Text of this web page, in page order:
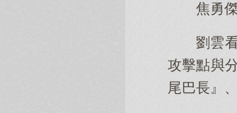
焦勇
劉雲
攻擊點與
尾巴長』